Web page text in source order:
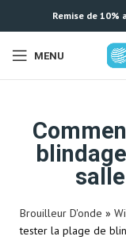
Remise de 10%
MENU
Brouilleur D'onde »
tester la plage de